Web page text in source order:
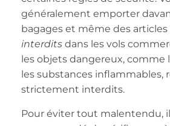
généralement emporter
bagages et même des
interdits dans les vols
les objets dangereux, comme
les substances inflammables,
strictement interdits.
Pour éviter tout malentendu,